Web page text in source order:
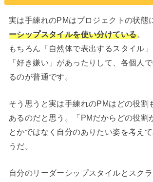
実は手練れのPMはプロジェクトの状態
ーシップスタイルを使い分けている。
もちろん「自然体で表出するスタイル」
「好き嫌い」があったりして、各個人
るのが普通です。
そう思うと実は手練れのPMはどの役割
あるのだと思う。「PMだからどの役割
とかではなく自分のありたい姿を考え
うだ。
自分のリーダーシップスタイルとスク